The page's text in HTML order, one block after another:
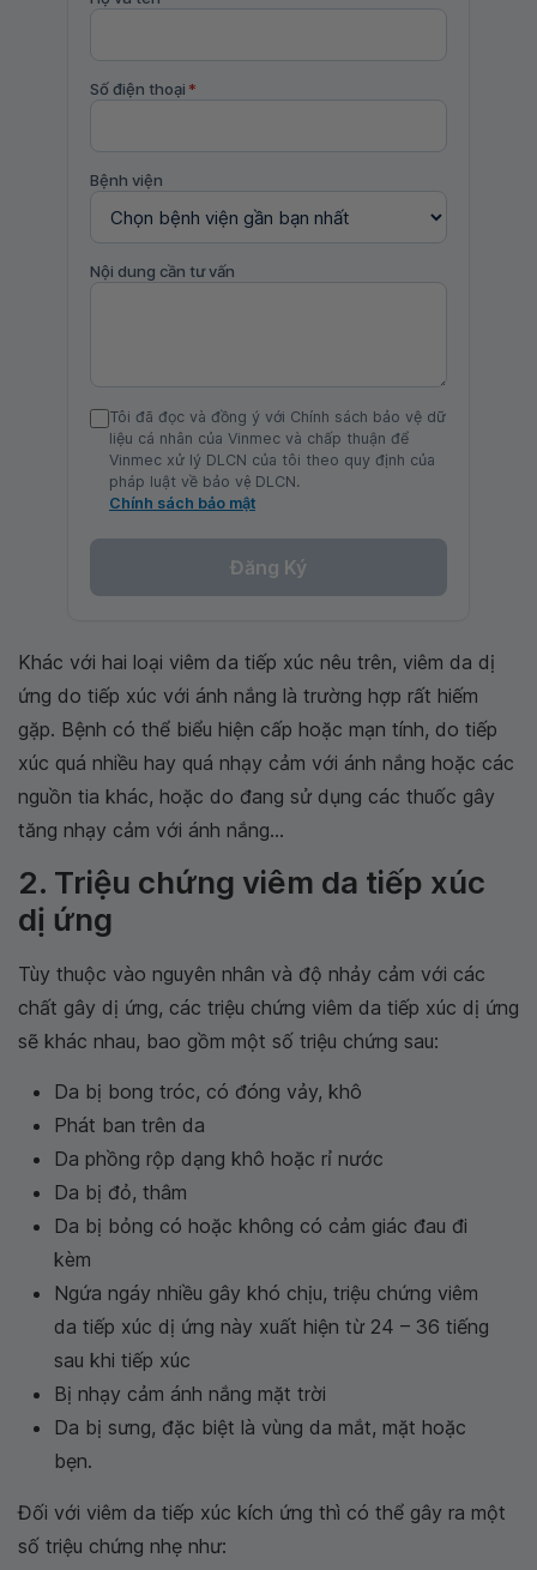
Số điện thoại *
Bệnh viện
Nội dung cần tư vấn
Tôi đã đọc và đồng ý với Chính sách bảo vệ dữ
liệu cá nhân của Vinmec và chấp thuận để
Vinmec xử lý DLCN của tôi theo quy định của
pháp luật về bảo vệ DLCN.
Chính sách bảo mật
Đăng Ký
Khác với hai loại viêm da tiếp xúc nêu trên, viêm da dị
ứng do tiếp xúc với ánh nắng là trường hợp rất hiếm
gặp. Bệnh có thể biểu hiện cấp hoặc mạn tính, do tiếp
xúc quá nhiều hay quá nhạy cảm với ánh nắng hoặc các
nguồn tia khác, hoặc do đang sử dụng các thuốc gây
tăng nhạy cảm với ánh nắng...
2. Triệu chứng viêm da tiếp xúc
dị ứng
Tùy thuộc vào nguyên nhân và độ nhảy cảm với các
chất gây dị ứng, các triệu chứng viêm da tiếp xúc dị ứng
sẽ khác nhau, bao gồm một số triệu chứng sau:
Da bị bong tróc, có đóng vảy, khô
Phát ban trên da
Da phồng rộp dạng khô hoặc rỉ nước
Da bị đỏ, thâm
Da bị bỏng có hoặc không có cảm giác đau đi
kèm
Ngứa ngáy nhiều gây khó chịu, triệu chứng viêm
da tiếp xúc dị ứng này xuất hiện từ 24 – 36 tiếng
sau khi tiếp xúc
Bị nhạy cảm ánh nắng mặt trời
Da bị sưng, đặc biệt là vùng da mắt, mặt hoặc
bẹn.
Đối với viêm da tiếp xúc kích ứng thì có thể gây ra một
số triệu chứng nhẹ như: